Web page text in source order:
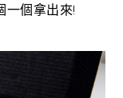
一個拿出來!